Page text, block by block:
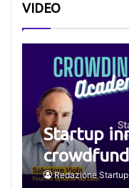
VIDEO
Startup
sapere
Redazione